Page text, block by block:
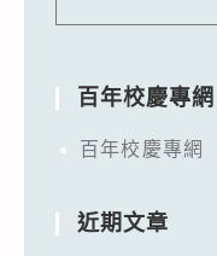
百年校慶專網
百年校慶專網
近期文章